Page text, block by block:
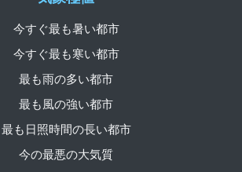
今すぐ最も暑い都市
今すぐ最も寒い都市
最も雨の多い都市
最も風の強い都市
最も日照時間の長い都市
今の最悪の大気質